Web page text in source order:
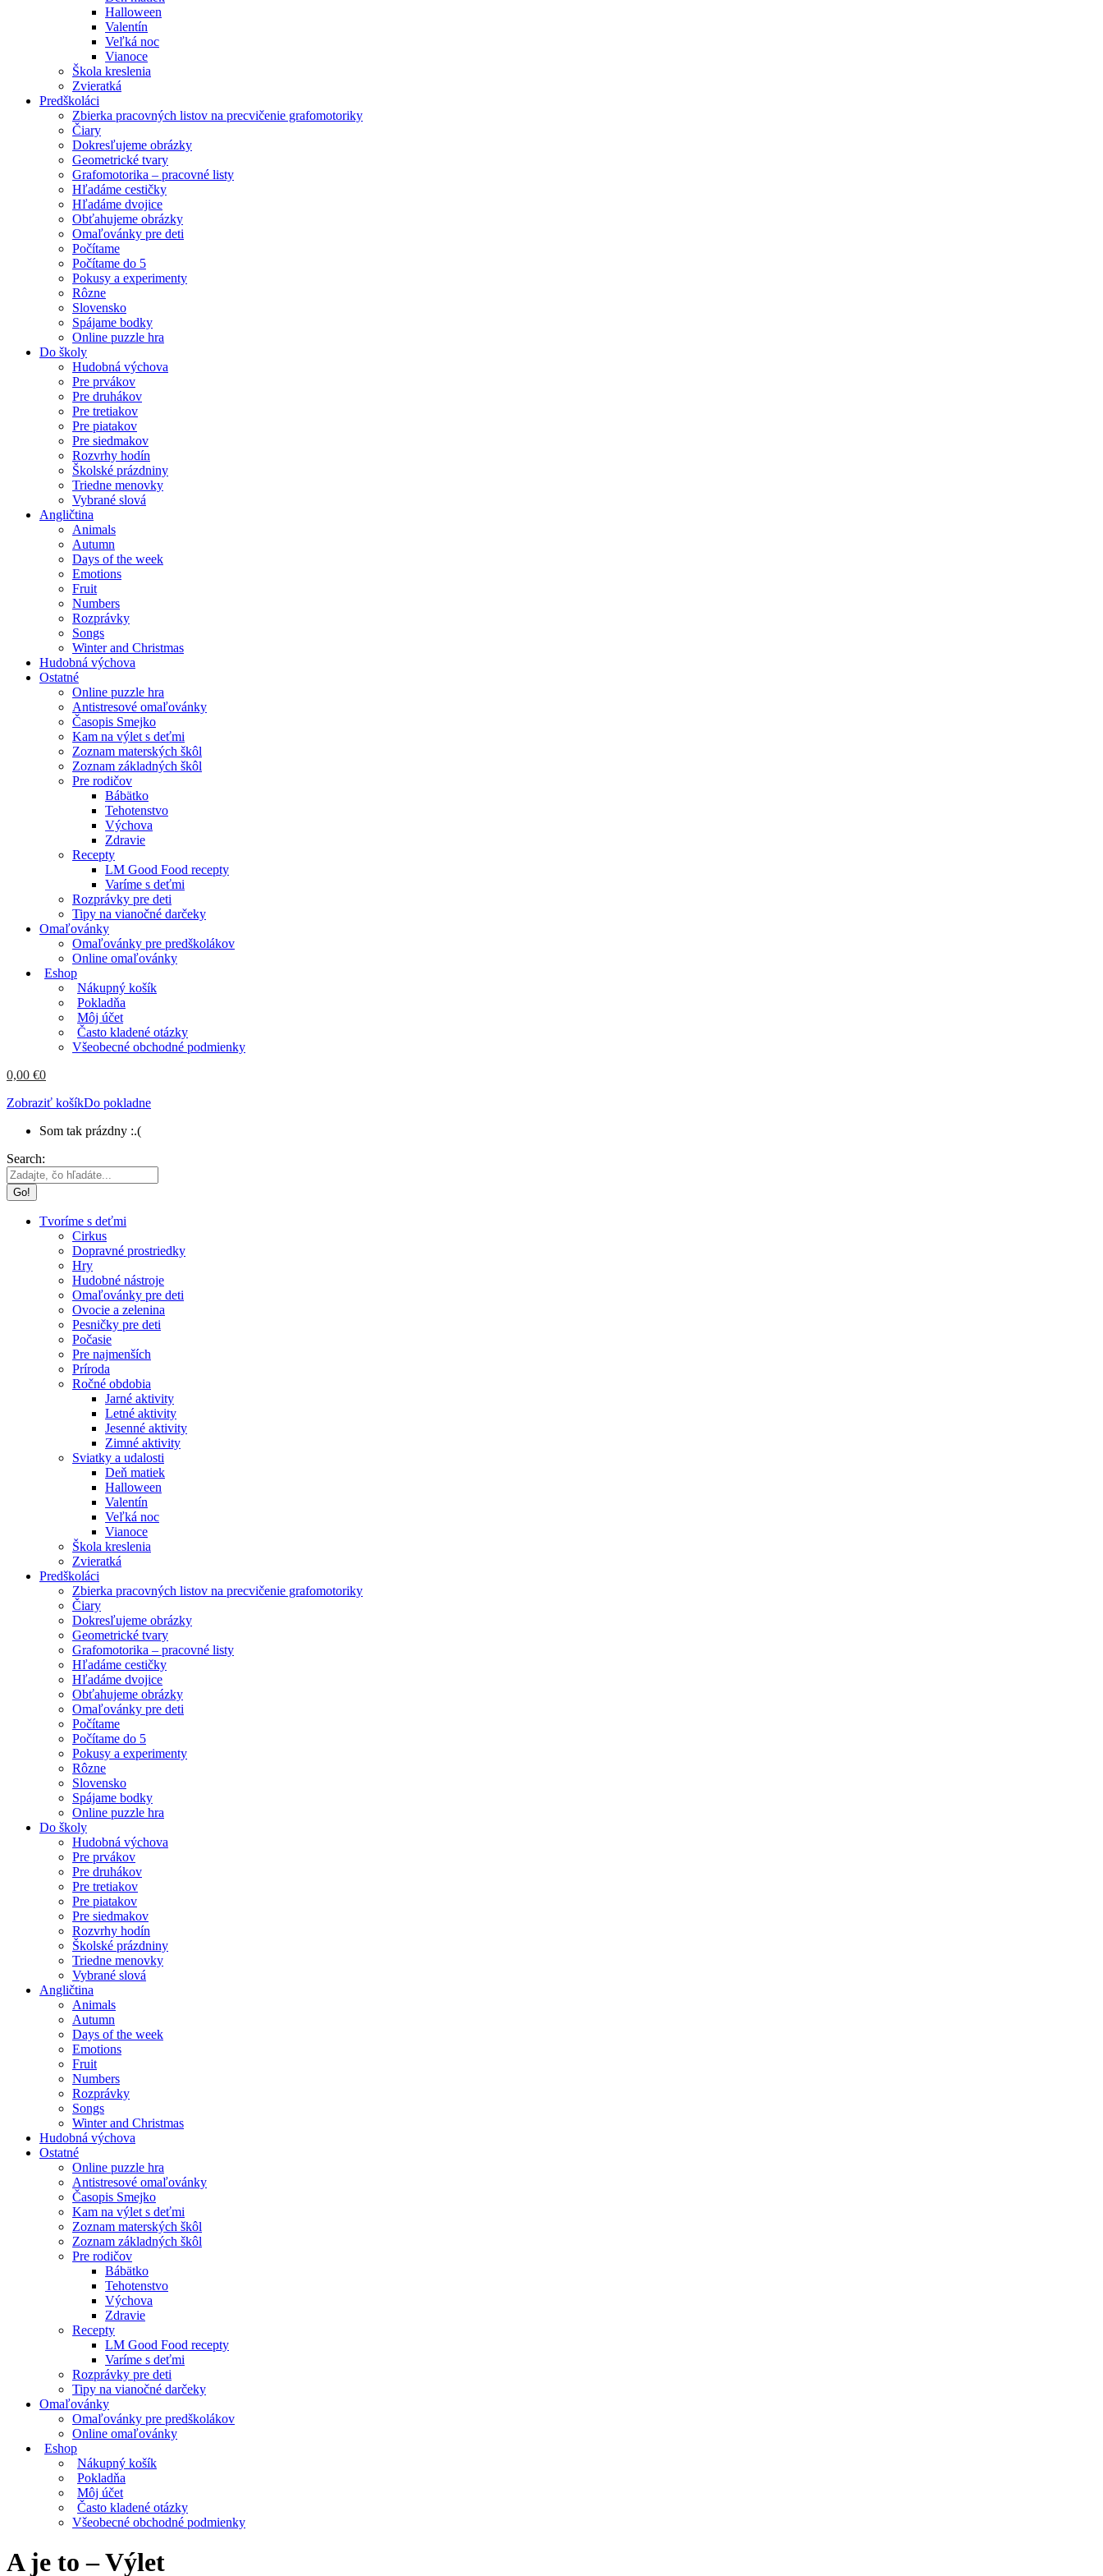
Halloween
Valentín
Veľká noc
Vianoce
Škola kreslenia
Zvieratká
Predškoláci
Zbierka pracovných listov na precvičenie grafomotoriky
Čiary
Dokresľujeme obrázky
Geometrické tvary
Grafomotorika – pracovné listy
Hľadáme cestičky
Hľadáme dvojice
Obťahujeme obrázky
Omaľovánky pre deti
Počítame
Počítame do 5
Pokusy a experimenty
Rôzne
Slovensko
Spájame bodky
Online puzzle hra
Do školy
Hudobná výchova
Pre prvákov
Pre druhákov
Pre tretiakov
Pre piatakov
Pre siedmakov
Rozvrhy hodín
Školské prázdniny
Triedne menovky
Vybrané slová
Angličtina
Animals
Autumn
Days of the week
Emotions
Fruit
Numbers
Rozprávky
Songs
Winter and Christmas
Hudobná výchova
Ostatné
Online puzzle hra
Antistresové omaľovánky
Časopis Smejko
Kam na výlet s deťmi
Zoznam materských škôl
Zoznam základných škôl
Pre rodičov
Bábätko
Tehotenstvo
Výchova
Zdravie
Recepty
LM Good Food recepty
Varíme s deťmi
Rozprávky pre deti
Tipy na vianočné darčeky
Omaľovánky
Omaľovánky pre predškolákov
Online omaľovánky
Eshop
Nákupný košík
Pokladňa
Môj účet
Často kladené otázky
Všeobecné obchodné podmienky
0,00 €0
Zobraziť košíkDo pokladne
Som tak prázdny :.(
Search:
Tvoríme s deťmi
Cirkus
Dopravné prostriedky
Hry
Hudobné nástroje
Omaľovánky pre deti
Ovocie a zelenina
Pesničky pre deti
Počasie
Pre najmenších
Príroda
Ročné obdobia
Jarné aktivity
Letné aktivity
Jesenné aktivity
Zimné aktivity
Sviatky a udalosti
Deň matiek
Halloween
Valentín
Veľká noc
Vianoce
Škola kreslenia
Zvieratká
Predškoláci
Zbierka pracovných listov na precvičenie grafomotoriky
Čiary
Dokresľujeme obrázky
Geometrické tvary
Grafomotorika – pracovné listy
Hľadáme cestičky
Hľadáme dvojice
Obťahujeme obrázky
Omaľovánky pre deti
Počítame
Počítame do 5
Pokusy a experimenty
Rôzne
Slovensko
Spájame bodky
Online puzzle hra
Do školy
Hudobná výchova
Pre prvákov
Pre druhákov
Pre tretiakov
Pre piatakov
Pre siedmakov
Rozvrhy hodín
Školské prázdniny
Triedne menovky
Vybrané slová
Angličtina
Animals
Autumn
Days of the week
Emotions
Fruit
Numbers
Rozprávky
Songs
Winter and Christmas
Hudobná výchova
Ostatné
Online puzzle hra
Antistresové omaľovánky
Časopis Smejko
Kam na výlet s deťmi
Zoznam materských škôl
Zoznam základných škôl
Pre rodičov
Bábätko
Tehotenstvo
Výchova
Zdravie
Recepty
LM Good Food recepty
Varíme s deťmi
Rozprávky pre deti
Tipy na vianočné darčeky
Omaľovánky
Omaľovánky pre predškolákov
Online omaľovánky
Eshop
Nákupný košík
Pokladňa
Môj účet
Často kladené otázky
Všeobecné obchodné podmienky
A je to – Výlet